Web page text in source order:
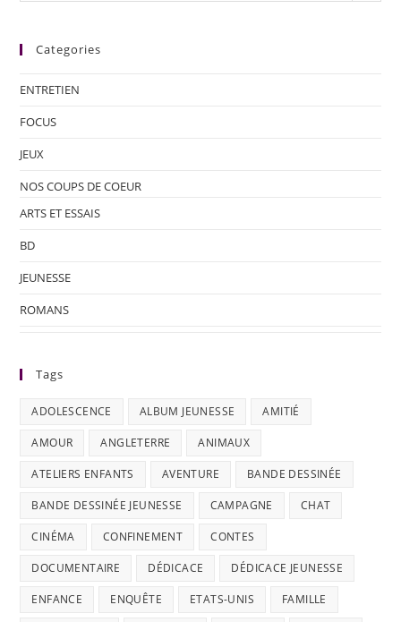
Categories
ENTRETIEN
FOCUS
JEUX
NOS COUPS DE COEUR
ARTS ET ESSAIS
BD
JEUNESSE
ROMANS
Tags
ADOLESCENCE ALBUM JEUNESSE AMITIÉ
AMOUR ANGLETERRE ANIMAUX
ATELIERS ENFANTS AVENTURE BANDE DESSINÉE
BANDE DESSINÉE JEUNESSE CAMPAGNE CHAT
CINÉMA CONFINEMENT CONTES
DOCUMENTAIRE DÉDICACE DÉDICACE JEUNESSE
ENFANCE ENQUÊTE ETATS-UNIS FAMILLE